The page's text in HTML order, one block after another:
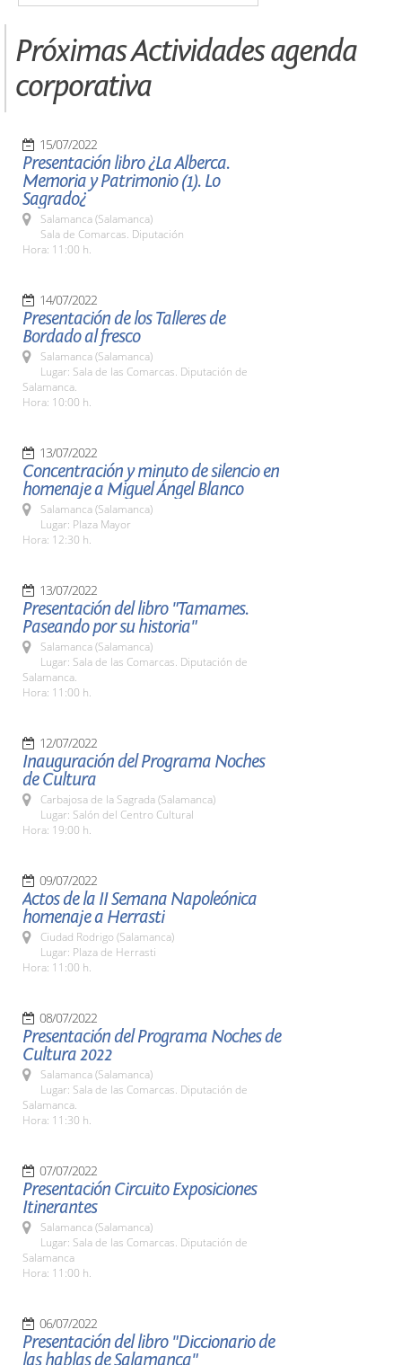
Próximas Actividades agenda
corporativa
15/07/2022
Presentación libro ¿La Alberca.
Memoria y Patrimonio (1). Lo
Sagrado¿
Salamanca (Salamanca)
Sala de Comarcas. Diputación
Hora: 11:00 h.
14/07/2022
Presentación de los Talleres de
Bordado al fresco
Salamanca (Salamanca)
Lugar: Sala de las Comarcas. Diputación de
Salamanca.
Hora: 10:00 h.
13/07/2022
Concentración y minuto de silencio en
homenaje a Miguel Ángel Blanco
Salamanca (Salamanca)
Lugar: Plaza Mayor
Hora: 12:30 h.
13/07/2022
Presentación del libro "Tamames.
Paseando por su historia"
Salamanca (Salamanca)
Lugar: Sala de las Comarcas. Diputación de
Salamanca.
Hora: 11:00 h.
12/07/2022
Inauguración del Programa Noches
de Cultura
Carbajosa de la Sagrada (Salamanca)
Lugar: Salón del Centro Cultural
Hora: 19:00 h.
09/07/2022
Actos de la II Semana Napoleónica
homenaje a Herrasti
Ciudad Rodrigo (Salamanca)
Lugar: Plaza de Herrasti
Hora: 11:00 h.
08/07/2022
Presentación del Programa Noches de
Cultura 2022
Salamanca (Salamanca)
Lugar: Sala de las Comarcas. Diputación de
Salamanca.
Hora: 11:30 h.
07/07/2022
Presentación Circuito Exposiciones
Itinerantes
Salamanca (Salamanca)
Lugar: Sala de las Comarcas. Diputación de
Salamanca
Hora: 11:00 h.
06/07/2022
Presentación del libro "Diccionario de
las hablas de Salamanca"